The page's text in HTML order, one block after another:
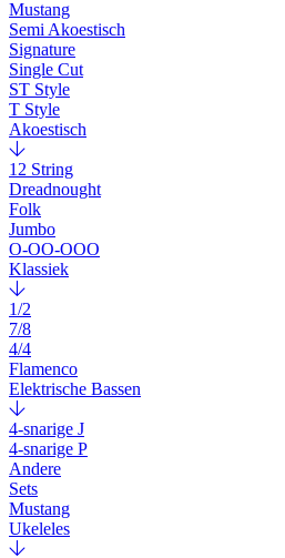
Mustang
Semi Akoestisch
Signature
Single Cut
ST Style
T Style
Akoestisch
12 String
Dreadnought
Folk
Jumbo
O-OO-OOO
Klassiek
1/2
7/8
4/4
Flamenco
Elektrische Bassen
4-snarige J
4-snarige P
Andere
Sets
Mustang
Ukeleles